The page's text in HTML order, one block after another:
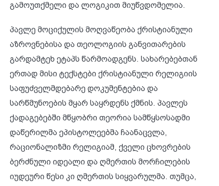
გამოუთქმელი და ლოგიკით მიუწვდომელია.
პავლე მოციქულის მოღვაწეობა ქრისტიანული
აზროვნებისა და თეოლოგიის განვითარების
გარდამტეხ ეტაპს წარმოადგენს. სახარებებთან
ერთად მისი ტექსტები ქრისტიანული რელიგიის
საფუძველმდებარე დოკუმენტებია და
სარწმუნოების მყარ საყრდენს ქმნის. პავლეს
ქადაგებებში მწყობრი თეორია სამწყსოსადმი
დაწერილმა ეპისტოლეებმა ჩაანაცვლა,
რაციონალიზმი რელიგიამ, ქველი ცხოვრების
ბერძნული იდეალი და ღმერთის მორჩილების
იუდეური წესი კი ღმერთის სიყვარულმა. თუმცა,